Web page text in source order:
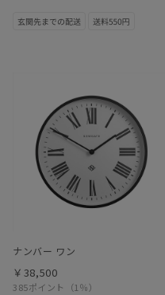
ナンバー ワン
385ポイント （1％）
￥38,500